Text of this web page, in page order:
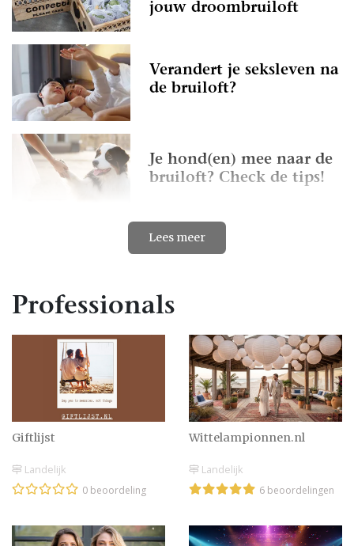
Professionals
Giftlijst
Landelijk
0 beoordeling
Wittelampionnen.nl
Landelijk
6 beoordelingen
jouw droombruiloft
Verandert je seksleven na
de bruiloft?
Je hond(en) mee naar de
bruiloft? Check de tips!
Zijn jullie uitgenodigd
voor een bruiloft op
Romantische fietsroutes
voor een sportieve date
De mooiste plekken in
Nederland om te
je het toch heel
Lees meer